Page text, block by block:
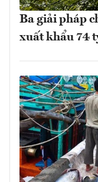
Ba giải pháp
xuất khẩu 74